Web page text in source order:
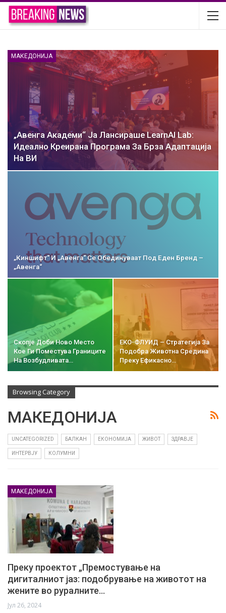
МАКЕДОНИЈА
„Авенга Академи“ Ја Лансираше LearnAI Lab:
Идеално Креирана Програма За Брза Адаптација
На ВИ
„Киншифт“ И „Авенга“ Се Обединуваат Под Еден Бренд –
„Авенга“
Скопје Доби Ново Место
Кое Ги Поместува Границите
На Возбудливата…
ЕКО-ФЛУИД – Стратегија За
Подобра Животна Средина
Преку Ефикасно…
Browsing Category
МАКЕДОНИЈА
UNCATEGORIZED БАЛКАН ЕКОНОМИЈА ЖИВОТ ЗДРАВЈЕ
ИНТЕРВЈУ КОЛУМНИ
МАКЕДОНИЈА
Преку проектот „Премостување на
дигиталниот јаз: подобрување на животот на
жените во руралните…
Јул 26, 2024